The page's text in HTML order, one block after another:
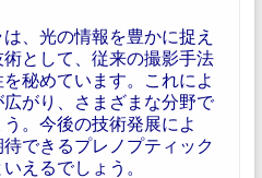
、光の情報を豊かに捉え
として、従来の撮影手法
秘めています。これによ
がり、さまざまな分野で
。今後の技術発展によ
できるプレノプティック
えるでしょう。